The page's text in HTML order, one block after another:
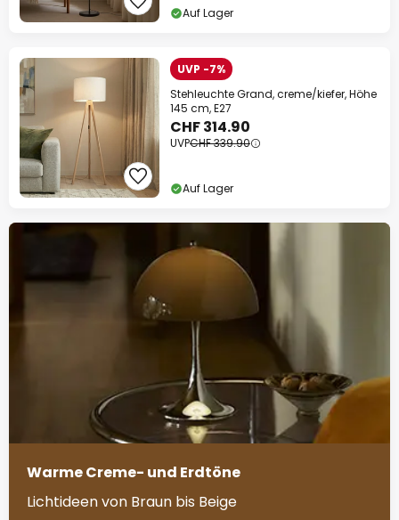
Auf Lager
UVP -7%
Stehleuchte Grand, creme/kiefer, Höhe
145 cm, E27
CHF 314.90
UVPCHF 339.90
Auf Lager
Warme Creme- und Erdtöne
Lichtideen von Braun bis Beige